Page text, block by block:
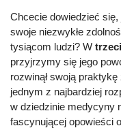
Chcecie dowiedzieć
swoje niezwykłe
tysiącom ludzi? W
przyjrzymy się jego
rozwinął swoją
jednym z najbardziej
w dziedzinie medycyny
fascynującej opowieści